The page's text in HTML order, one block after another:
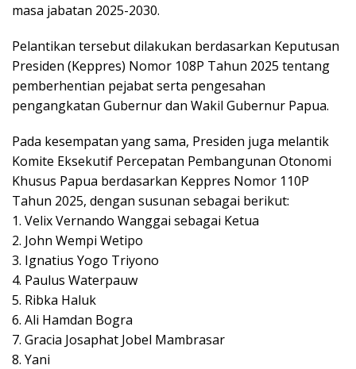
masa jabatan 2025-2030.
Pelantikan tersebut dilakukan berdasarkan Keputusan
Presiden (Keppres) Nomor 108P Tahun 2025 tentang
pemberhentian pejabat serta pengesahan
pengangkatan Gubernur dan Wakil Gubernur Papua.
Pada kesempatan yang sama, Presiden juga melantik
Komite Eksekutif Percepatan Pembangunan Otonomi
Khusus Papua berdasarkan Keppres Nomor 110P
Tahun 2025, dengan susunan sebagai berikut:
1. Velix Vernando Wanggai sebagai Ketua
2. John Wempi Wetipo
3. Ignatius Yogo Triyono
4. Paulus Waterpauw
5. Ribka Haluk
6. Ali Hamdan Bogra
7. Gracia Josaphat Jobel Mambrasar
8. Yani